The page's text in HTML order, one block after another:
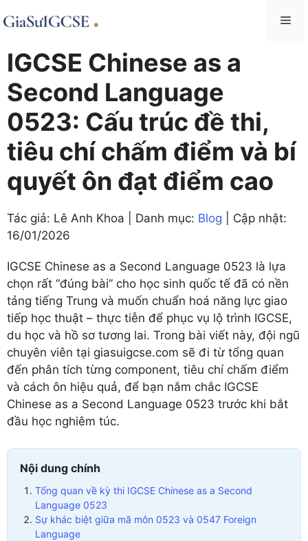
to
IGCSE Chinese as a
Second Language
0523: Cấu trúc đề thi,
tiêu chí chấm điểm và bí
quyết ôn đạt điểm cao
Tác giả: Lê Anh Khoa | Danh mục: Blog | Cập nhật:
16/01/2026
IGCSE Chinese as a Second Language 0523 là lựa
chọn rất “đúng bài” cho học sinh quốc tế đã có nền
tảng tiếng Trung và muốn chuẩn hoá năng lực giao
tiếp học thuật – thực tiễn để phục vụ lộ trình IGCSE,
du học và hồ sơ tương lai. Trong bài viết này, đội ngũ
chuyên viên tại giasuigcse.com sẽ đi từ tổng quan
đến phân tích từng component, tiêu chí chấm điểm
và cách ôn hiệu quả, để bạn nắm chắc IGCSE
Chinese as a Second Language 0523 trước khi bắt
đầu học nghiêm túc.
Nội dung chính
Tổng quan về kỳ thi IGCSE Chinese as a Second
Language 0523
Sự khác biệt giữa mã môn 0523 và 0547 Foreign
Language